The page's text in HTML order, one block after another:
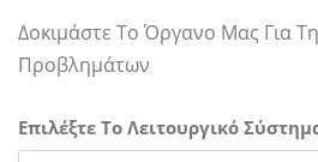
Δοκιμάστε Το Όργανο Μας Για
Προβλημάτων
Επιλέξτε Το Λειτουργικό